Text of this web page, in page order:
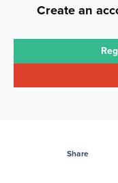
Create an
Share